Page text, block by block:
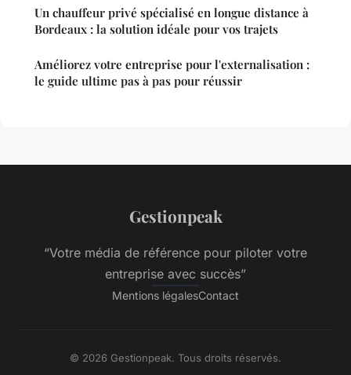
Un chauffeur privé spécialisé en longue distance à
Bordeaux : la solution idéale pour vos trajets
Améliorez votre entreprise pour l'externalisation :
le guide ultime pas à pas pour réussir
Gestionpeak
“Votre média de référence pour piloter votre
entreprise avec succès”
Mentions légalesContact
© 2026 Gestionpeak. Tous droits réservés.